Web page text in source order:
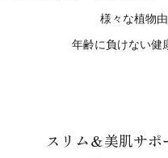
様々な植物
年齢に負けない健
スリム＆美肌サポ